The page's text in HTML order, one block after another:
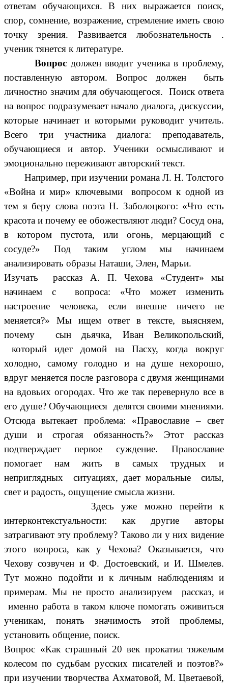
ответам обучающихся. В них выражается поиск,
спор, сомнение, возражение, стремление иметь свою
точку зрения. Развивается любознательность .
ученик тянется к литературе.
Вопрос должен вводит ученика в проблему,
поставленную автором. Вопрос должен быть
личностно значим для обучающегося. Поиск ответа
на вопрос подразумевает начало диалога, дискуссии,
которые начинает и которыми руководит учитель.
Всего три участника диалога: преподаватель,
обучающиеся и автор. Ученики осмысливают и
эмоционально переживают авторский текст.
Например, при изучении романа Л. Н. Толстого
«Война и мир» ключевыми вопросом к одной из
тем я беру слова поэта Н. Заболоцкого: «Что есть
красота и почему ее обожествляют люди? Сосуд она,
в котором пустота, или огонь, мерцающий с
сосуде?» Под таким углом мы начинаем
анализировать образы Наташи, Элен, Марьи.
Изучать рассказ А. П. Чехова «Студент» мы
начинаем с вопроса: «Что может изменить
настроение человека, если внешне ничего не
меняется?» Мы ищем ответ в тексте, выясняем,
почему сын дьячка, Иван Великопольский,
который идет домой на Пасху, когда вокруг
холодно, самому голодно и на душе нехорошо,
вдруг меняется после разговора с двумя женщинами
на вдовьих огородах. Что же так перевернуло все в
его душе? Обучающиеся делятся своими мнениями.
Отсюда вытекает проблема: «Православие – свет
души и строгая обязанность?» Этот рассказ
подтверждает первое суждение. Православие
помогает нам жить в самых трудных и
неприглядных ситуациях, дает моральные силы,
свет и радость, ощущение смысла жизни.
Здесь уже можно перейти к
интерконтекстуальности: как другие авторы
затрагивают эту проблему? Таково ли у них видение
этого вопроса, как у Чехова? Оказывается, что
Чехову созвучен и Ф. Достоевский, и И. Шмелев.
Тут можно подойти и к личным наблюдениям и
примерам. Мы не просто анализируем рассказ, и
именно работа в таком ключе помогать оживиться
ученикам, понять значимость этой проблемы,
установить общение, поиск.
Вопрос «Как страшный 20 век прокатил тяжелым
колесом по судьбам русских писателей и поэтов?»
при изучении творчества Ахматовой, М. Цветаевой,